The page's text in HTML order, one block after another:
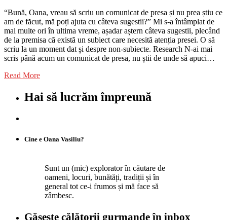
“Bună, Oana, vreau să scriu un comunicat de presa și nu prea știu ce
am de făcut, mă poți ajuta cu câteva sugestii?” Mi s-a întâmplat de
mai multe ori în ultima vreme, așadar aștern câteva sugestii, plecând
de la premisa că există un subiect care necesită atenția presei. O să
scriu la un moment dat și despre non-subiecte. Research N-ai mai
scris până acum un comunicat de presa, nu știi de unde să apuci…
Read More
Hai să lucrăm împreună
Cine e Oana Vasiliu?
Sunt un (mic) explorator în căutare de
oameni, locuri, bunătăți, tradiții și în
general tot ce-i frumos și mă face să
zâmbesc.
Găsește călătorii gurmandeîn inbox